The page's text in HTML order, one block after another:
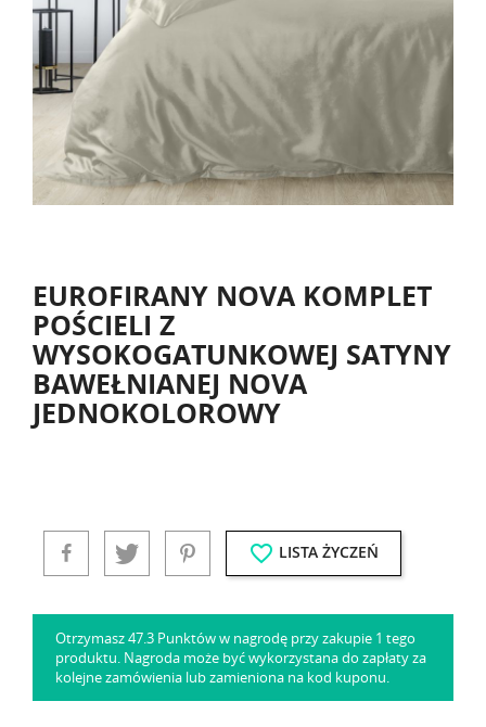
EUROFIRANY NOVA KOMPLET
POŚCIELI Z
WYSOKOGATUNKOWEJ SATYNY
BAWEŁNIANEJ NOVA
JEDNOKOLOROWY
favorite_border LISTA ŻYCZEŃ
Otrzymasz 47.3 Punktów w nagrodę przy zakupie 1 tego
produktu. Nagroda może być wykorzystana do zapłaty za
kolejne zamówienia lub zamieniona na kod kuponu.